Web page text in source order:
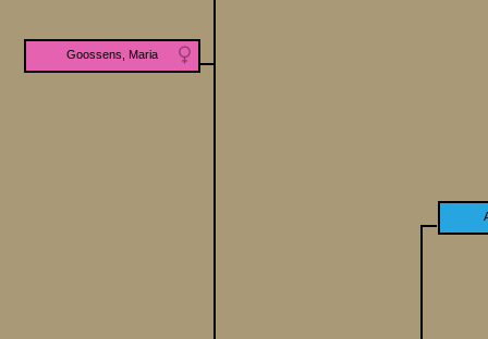
Goossens, Maria